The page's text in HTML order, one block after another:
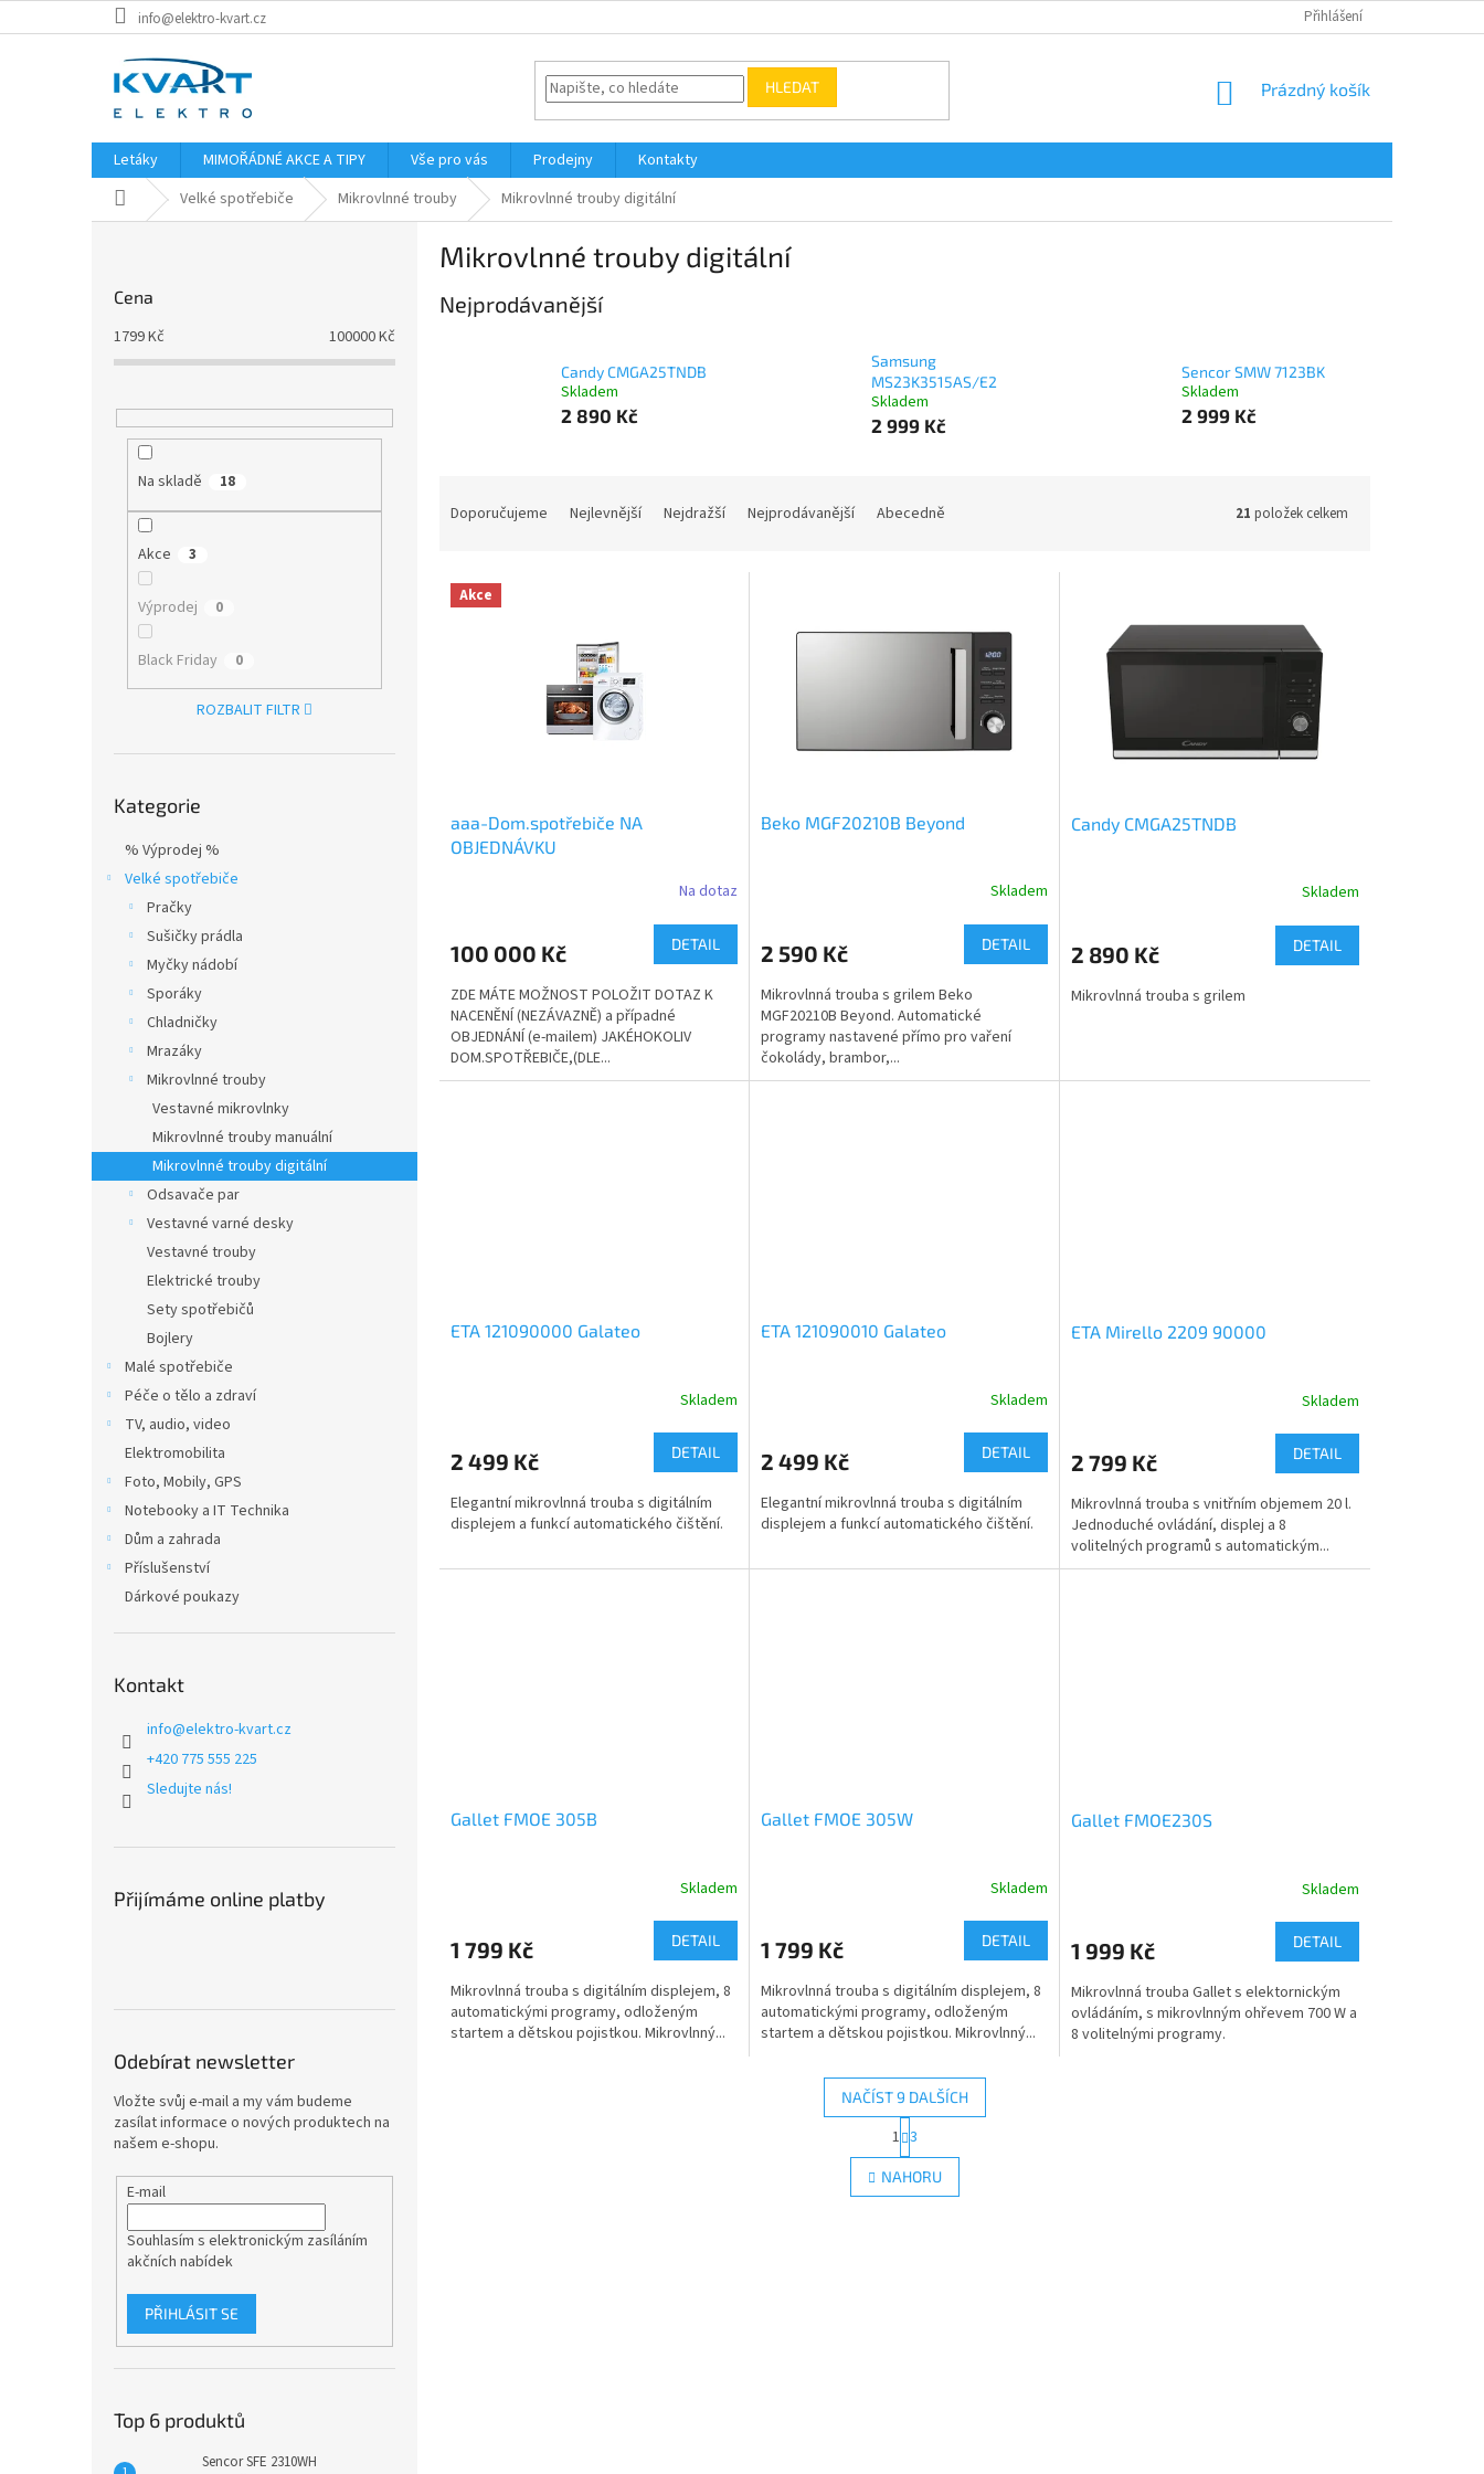
na
info@elektro-kvart.cz Přihlášení
HLEDAT
NÁKUPNÍ
Prázdný košík
Letáky MIMOŘÁDNÉ AKCE A TIPY Vše pro vás Prodejny
Kontakty
Domů Velké spotřebiče Mikrovlnné trouby Mikrovlnné trouby digitální
Cena
1799Kč 100000Kč
Na skladě 18
Akce 3
Výprodej 0
Black Friday 0
ROZBALIT FILTR
kategorie
Kategorie
% Výprodej %
Velké spotřebiče
Pračky
Sušičky prádla
Myčky nádobí
Sporáky
Chladničky
Mrazáky
Mikrovlnné trouby
Vestavné mikrovlnky
Mikrovlnné trouby manuální
Mikrovlnné trouby digitální
Odsavače par
Vestavné varné desky
Vestavné trouby
Elektrické trouby
Sety spotřebičů
Bojlery
Malé spotřebiče
Péče o tělo a zdraví
TV, audio, video
Elektromobilita
Foto, Mobily, GPS
Notebooky a IT Technika
Dům a zahrada
Příslušenství
Dárkové poukazy
Kontakt
info@elektro-kvart.cz
+420 775 555 225
Sledujte nás!
Přijímáme online platby
Odebírat newsletter
Vložte svůj e-mail a my vám budeme
zasílat informace o nových produktech na
našem e-shopu.
E-mail
Souhlasím s elektronickým zasíláním
akčních nabídek
PŘIHLÁSIT SE
Top 6 produktů
Sencor SFE 2310WH
Mikrovlnné trouby digitální
Nejprodávanější
Candy CMGA25TNDB
Skladem
2 890 Kč
Samsung
MS23K3515AS/E2
Skladem
2 999 Kč
Sencor SMW 7123BK
Skladem
2 999 Kč
n
Doporučujeme Nejlevnější Nejdražší Nejprodávanější Abecedně 21 položek celkem
V Akce
aaa-Dom.spotřebiče NA
OBJEDNÁVKU
Na dotaz
100 000 Kč DETAIL
ZDE MÁTE MOŽNOST POLOŽIT DOTAZ K
NACENĚNÍ (NEZÁVAZNĚ) a případné
OBJEDNÁNÍ (e-mailem) JAKÉHOKOLIV
DOM.SPOTŘEBIČE,(DLE...
Beko MGF20210B Beyond
Skladem
2 590 Kč DETAIL
Mikrovlnná trouba s grilem Beko
MGF20210B Beyond. Automatické
programy nastavené přímo pro vaření
čokolády, brambor,...
Candy CMGA25TNDB
Skladem
2 890 Kč DETAIL
Mikrovlnná trouba s grilem
ETA 121090000 Galateo
Skladem
2 499 Kč DETAIL
Elegantní mikrovlnná trouba s digitálním
displejem a funkcí automatického čištění.
ETA 121090010 Galateo
Skladem
2 499 Kč DETAIL
Elegantní mikrovlnná trouba s digitálním
displejem a funkcí automatického čištění.
ETA Mirello 2209 90000
Skladem
2 799 Kč DETAIL
Mikrovlnná trouba s vnitřním objemem 20 l.
Jednoduché ovládání, displej a 8
volitelných programů s automatickým...
Gallet FMOE 305B
Skladem
1 799 Kč DETAIL
Mikrovlnná trouba s digitálním displejem, 8
automatickými programy, odloženým
startem a dětskou pojistkou. Mikrovlnný...
Gallet FMOE 305W
Skladem
1 799 Kč DETAIL
Mikrovlnná trouba s digitálním displejem, 8
automatickými programy, odloženým
startem a dětskou pojistkou. Mikrovlnný...
Gallet FMOE230S
Skladem
1 999 Kč DETAIL
Mikrovlnná trouba Gallet s elektornickým
ovládáním, s mikrovlnným ohřevem 700 W a
8 volitelnými programy.
O
v
l
NAČÍST 9 DALŠÍCH
t
r
á
n
1 3
NAHORU